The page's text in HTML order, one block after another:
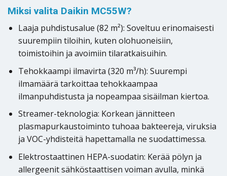
Miksi valita Daikin MC55W?
Laaja puhdistusalue (82 m²): Soveltuu erinomaisesti
suurempiin tiloihin, kuten olohuoneisiin,
toimistoihin ja avoimiin tilaratkaisuihin.
Tehokkaampi ilmavirta (320 m³/h): Suurempi
ilmamäärä tarkoittaa tehokkaampaa
ilmanpuhdistusta ja nopeampaa sisäilman kiertoa.
Streamer-teknologia: Korkean jännitteen
plasmapurkaustoiminto tuhoaa bakteereja, viruksia
ja VOC-yhdisteitä hapettamalla ne suodattimessa.
Elektrostaattinen HEPA-suodatin: Kerää pölyn ja
allergeenit sähköstaattisen voiman avulla, minkä